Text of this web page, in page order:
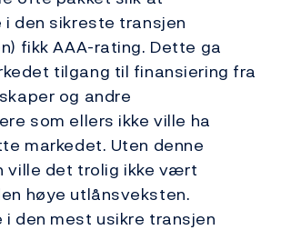
den sikreste transjen
fikk AAA-rating. Dette ga
tilgang til finansiering fra
og andre
som ellers ikke ville ha
markedet. Uten denne
ville det trolig ikke vært
høye utlånsveksten.
i den mest usikre transjen